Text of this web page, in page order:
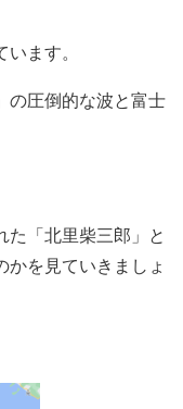
ます。
の圧倒的な波と富士
た「北里柴三郎」と
を見ていきましょ